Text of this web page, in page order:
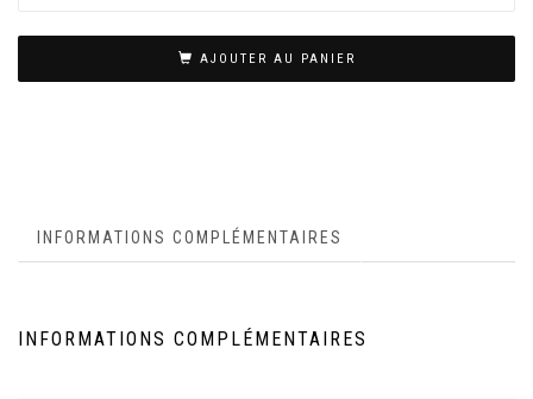
AJOUTER AU PANIER
INFORMATIONS COMPLÉMENTAIRES
INFORMATIONS COMPLÉMENTAIRES